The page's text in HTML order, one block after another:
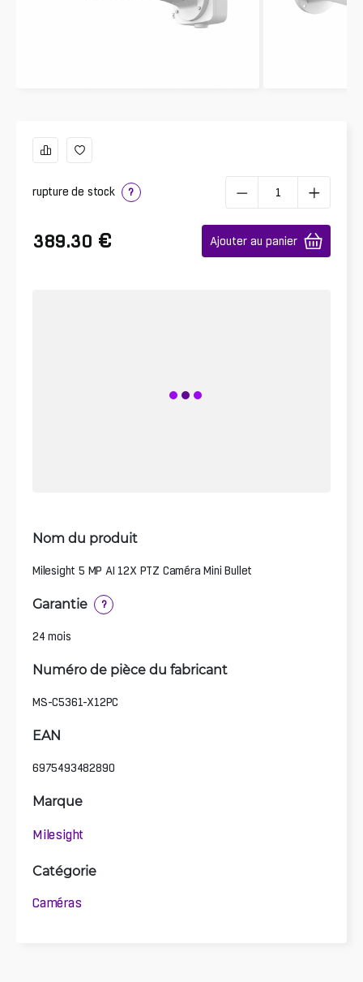
rupture de stock ?
389.30 € Ajouter au panier
Nom du produit
Milesight 5 MP AI 12X PTZ Caméra Mini Bullet
Garantie ?
24 mois
Numéro de pièce du fabricant
MS-C5361-X12PC
EAN
6975493482890
Marque
Milesight
Catégorie
Caméras